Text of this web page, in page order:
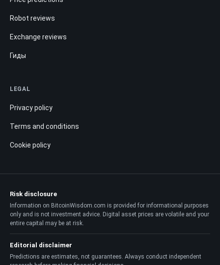
Robot reviews
Exchange reviews
Гиды
LEGAL
Privacy policy
Terms and conditions
Cookie policy
Risk disclosure
Information on BitcoinWisdom.com is provided for informational purposes
only and is not investment advice. Digital asset prices are volatile and your
entire capital may be at risk.
Editorial disclaimer
Predictions are estimates, not guarantees. Always conduct independent